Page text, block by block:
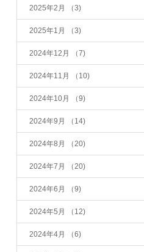
2025年2月 （3)
2025年1月 （3)
2024年12月 （7)
2024年11月 （10)
2024年10月 （9)
2024年9月 （14)
2024年8月 （20)
2024年7月 （20)
2024年6月 （9)
2024年5月 （12)
2024年4月 （6)